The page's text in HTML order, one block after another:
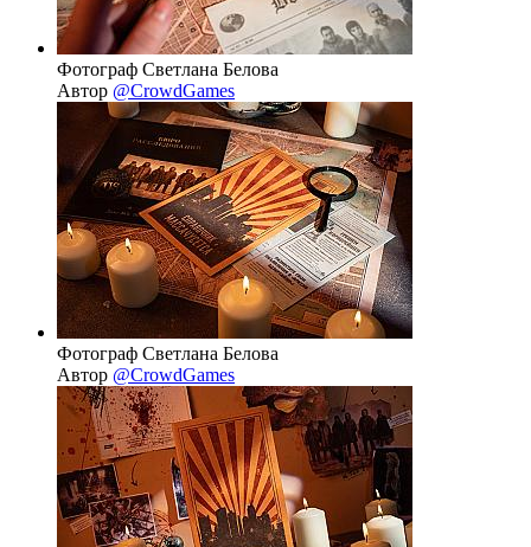
Фотограф Светлана Белова
Автор @CrowdGames
Фотограф Светлана Белова
Автор @CrowdGames